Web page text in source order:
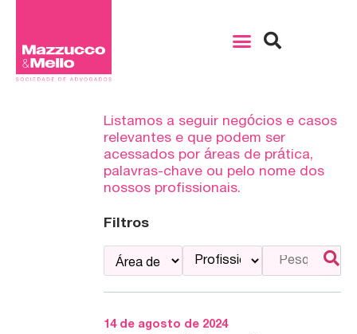
Listamos a seguir negócios e casos
relevantes e que podem ser
acessados por áreas de prática,
palavras-chave ou pelo nome dos
nossos profissionais.
Filtros
14 de agosto de 2024